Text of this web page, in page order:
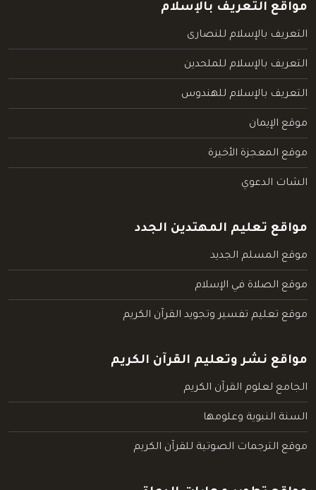
مواقع التعريف بالإسلام
التعريف بالإسلام للنصارى
التعريف بالإسلام للملحدين
التعريف بالإسلام للهندوس
موقع الإيمان
موقع المعجزة الأخيرة
الشات الدعوي
مواقع تعليم المهتدين الجدد
موقع المسلم الجديد
موقع الصلاة في الإسلام
موقع تعليم تفسير وتجويد القرآن الكريم
مواقع نشر وتعليم القرآن الكريم
الجامع لعلوم القرآن الكريم
السنة النبوية وعلومها
موقع الترجمات الصوتية للقرآن الكريم